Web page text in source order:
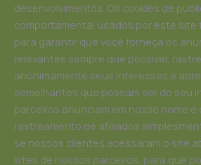
desenvolvimentos. Os cookies de
comportamental usados ​​por este site
para garantir que você forneça os
relevantes sempre que possível,
anonimamente seus interesses e
semelhantes que possam ser do seu
parceiros anunciam em nosso nome e
rastreamento de afiliados
se nossos clientes acessaram o site
sites de nossos parceiros, para que